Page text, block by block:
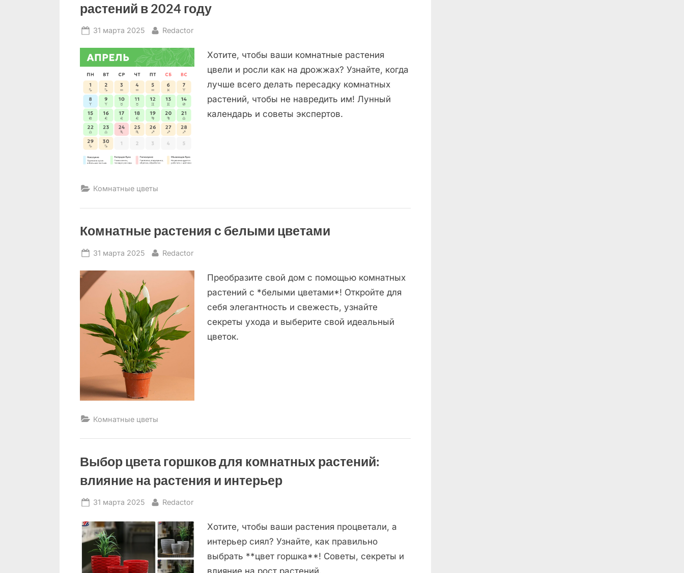
растений в 2024 году
Posted
31 марта 2025 By
Redactor
Хотите, чтобы ваши комнатные растения
цвели и росли как на дрожжах? Узнайте, когда
лучше всего делать пересадку комнатных
растений, чтобы не навредить им! Лунный
календарь и советы экспертов.
Комнатные цветы
Комнатные растения с белыми цветами
Posted
31 марта 2025 By
Redactor
Преобразите свой дом с помощью комнатных
растений с *белыми цветами*! Откройте для
себя элегантность и свежесть, узнайте
секреты ухода и выберите свой идеальный
цветок.
Комнатные цветы
Выбор цвета горшков для комнатных растений:
влияние на растения и интерьер
Posted
31 марта 2025 By
Redactor
Хотите, чтобы ваши растения процветали, а
интерьер сиял? Узнайте, как правильно
выбрать **цвет горшка**! Советы, секреты и